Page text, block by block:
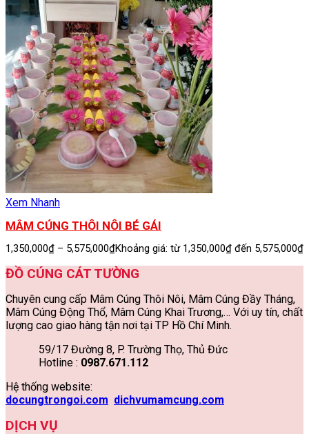
Xem Nhanh
MÂM CÚNG THÔI NÔI BÉ GÁI
1,350,000₫ – 5,575,000₫Khoảng giá: từ 1,350,000₫ đến 5,575,000₫
ĐỒ CÚNG CÁT TƯỜNG
Chuyên cung cấp Mâm Cúng Thôi Nôi, Mâm Cúng Đầy Tháng,
Mâm Cúng Động Thổ, Mâm Cúng Khai Trương,… Với uy tín, chất
lượng cao giao hàng tận nơi tại TP Hồ Chí Minh.
59/17 Đường 8, P. Trường Thọ, Thủ Đức
Hotline : 0987.671.112
Hệ thống website:
docungtrongoi.com dichvumamcung.com
DỊCH VỤ